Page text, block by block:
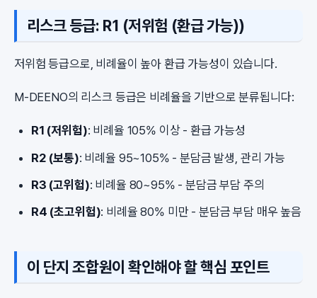
리스크 등급: R1 (저위험 (환급 가능))
저위험 등급으로, 비례율이 높아 환급 가능성이 있습니다.
M-DEENO의 리스크 등급은 비례율을 기반으로 분류됩니다:
R1 (저위험): 비례율 105% 이상 - 환급 가능성
R2 (보통): 비례율 95~105% - 분담금 발생, 관리 가능
R3 (고위험): 비례율 80~95% - 분담금 부담 주의
R4 (초고위험): 비례율 80% 미만 - 분담금 부담 매우 높음
이 단지 조합원이 확인해야 할 핵심 포인트